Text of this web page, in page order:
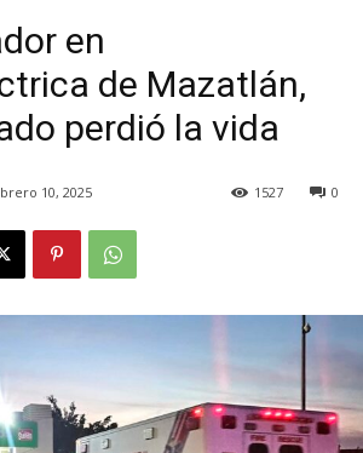
en
de Mazatlán,
perdió la vida
10, 2025 0
1527